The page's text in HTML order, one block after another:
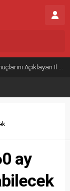
İl MEM’ler Listesi
ay